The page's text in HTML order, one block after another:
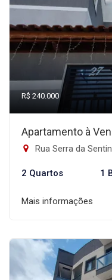
R$ 240.000
Apartamento à
Rua Serra da
2 Quartos 1
Mais informações